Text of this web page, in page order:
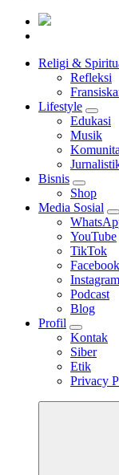
HATI
Mendengar dengan
Religi &
Refleksi
Lifestyle
Edukasi
Musik
Bisnis
Shop
Media Sosial
YouTube
TikTok
Facebook
Instagram
Podcast
Blog
Profil
Kontak
Siber
Etik
Privacy